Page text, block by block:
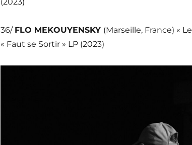
36/ FLO MEKOUYENSKY (Marseille, France) «
« Faut se Sortir » LP (2023)